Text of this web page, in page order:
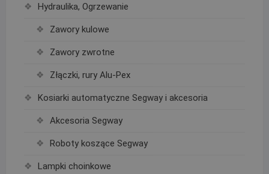
Hydraulika, Ogrzewanie
Zawory kulowe
Zawory zwrotne
Złączki, rury Alu-Pex
Kosiarki automatyczne Segway i akcesoria
Akcesoria Segway
Roboty koszące Segway
Lampki choinkowe